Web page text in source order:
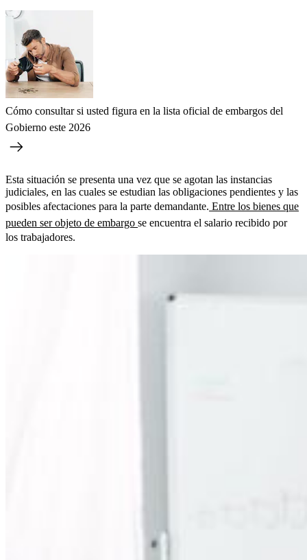
Cómo consultar si usted figura en la lista oficial de embargos del
Gobierno este 2026
Esta situación se presenta una vez que se agotan las instancias
judiciales, en las cuales se estudian las obligaciones pendientes y las
posibles afectaciones para la parte demandante. Entre los bienes que
pueden ser objeto de embargo se encuentra el salario recibido por
los trabajadores.